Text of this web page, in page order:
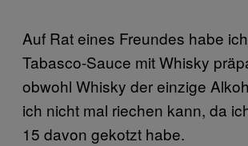
Auf Rat eines Freundes habe
Tabasco-Sauce mit Whisky
obwohl Whisky der einzige
ich nicht mal riechen kann, da
15 davon gekotzt habe.